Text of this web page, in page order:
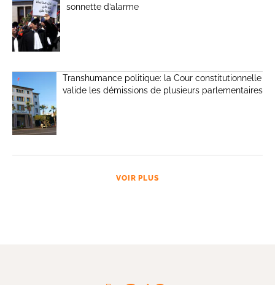
sonnette d’alarme
Transhumance politique: la Cour constitutionnelle
valide les démissions de plusieurs parlementaires
VOIR PLUS